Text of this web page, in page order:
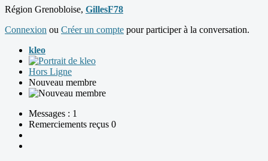
Région Grenobloise, GillesF78
Connexion ou Créer un compte pour participer à la conversation.
kleo
Hors Ligne
Nouveau membre
Messages : 1
Remerciements reçus 0